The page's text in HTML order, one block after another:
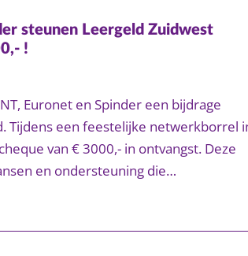
steunen Leergeld Zuidwest
!
Euronet en Spinder een bijdrage
Tijdens een feestelijke netwerkborrel
van € 3000,- in ontvangst. Deze
en ondersteuning die…